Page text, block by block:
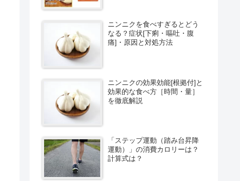
ニンニクを食べすぎるとどう
なる？症状[下痢・嘔吐・腹
痛]・原因と対処方法
ニンニクの効果効能[根拠付]と
効果的な食べ方［時間・量］
を徹底解説
「ステップ運動（踏み台昇降
運動）」の消費カロリーは？
計算式は？